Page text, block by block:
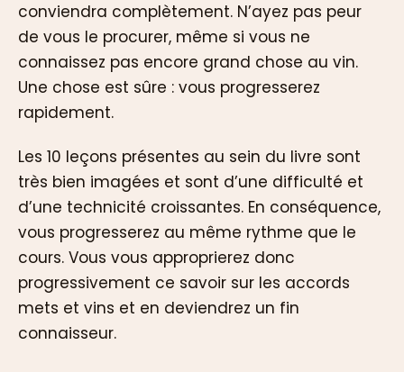
conviendra complètement. N’ayez pas peur
de vous le procurer, même si vous ne
connaissez pas encore grand chose au vin.
Une chose est sûre : vous progresserez
rapidement.
Les 10 leçons présentes au sein du livre sont
très bien imagées et sont d’une difficulté et
d’une technicité croissantes. En conséquence,
vous progresserez au même rythme que le
cours. Vous vous approprierez donc
progressivement ce savoir sur les accords
mets et vins et en deviendrez un fin
connaisseur.